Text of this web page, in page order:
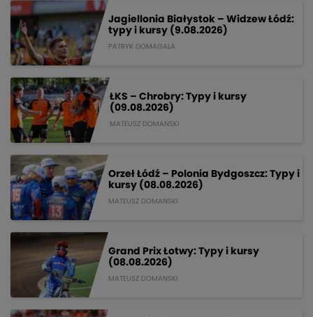
Jagiellonia Białystok – Widzew Łódź:
typy i kursy (9.08.2026)
PATRYK DOMAGALA
ŁKS – Chrobry: Typy i kursy
(09.08.2026)
MATEUSZ DOMANSKI
Orzeł Łódź – Polonia Bydgoszcz: Typy i
kursy (08.08.2026)
MATEUSZ DOMANSKI
Grand Prix Łotwy: Typy i kursy
(08.08.2026)
MATEUSZ DOMANSKI